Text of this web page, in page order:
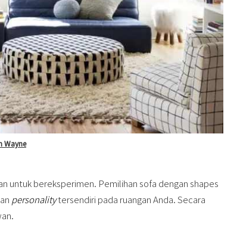
Wayne
untuk bereksperimen. Pemilihan sofa dengan shapes
personalitytersendiri pada ruangan Anda. Secara